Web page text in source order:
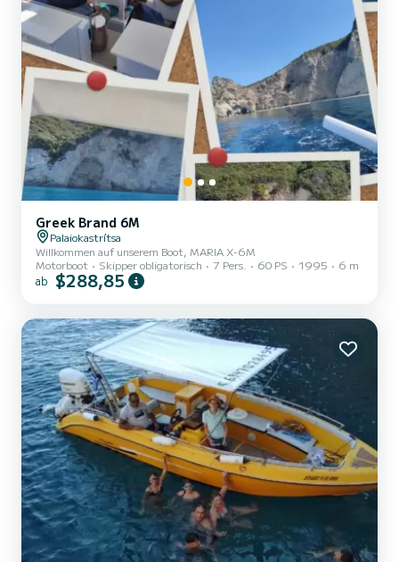
Greek Brand 6M
Palaiokastrítsa
Willkommen auf unserem Boot, MARIA X-6M
Motorboot
Skipper obligatorisch 7 Pers. 60 PS 1995 6 m
ab $288,85